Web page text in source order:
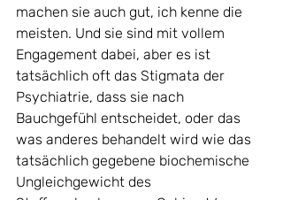
machen sie auch gut, ich kenne die
meisten. Und sie sind mit vollem
Engagement dabei, aber es ist
tatsächlich oft das Stigmata der
Psychiatrie, dass sie nach
Bauchgefühl entscheidet, oder das
was anderes behandelt wird wie das
tatsächlich gegebene biochemische
Ungleichgewicht des